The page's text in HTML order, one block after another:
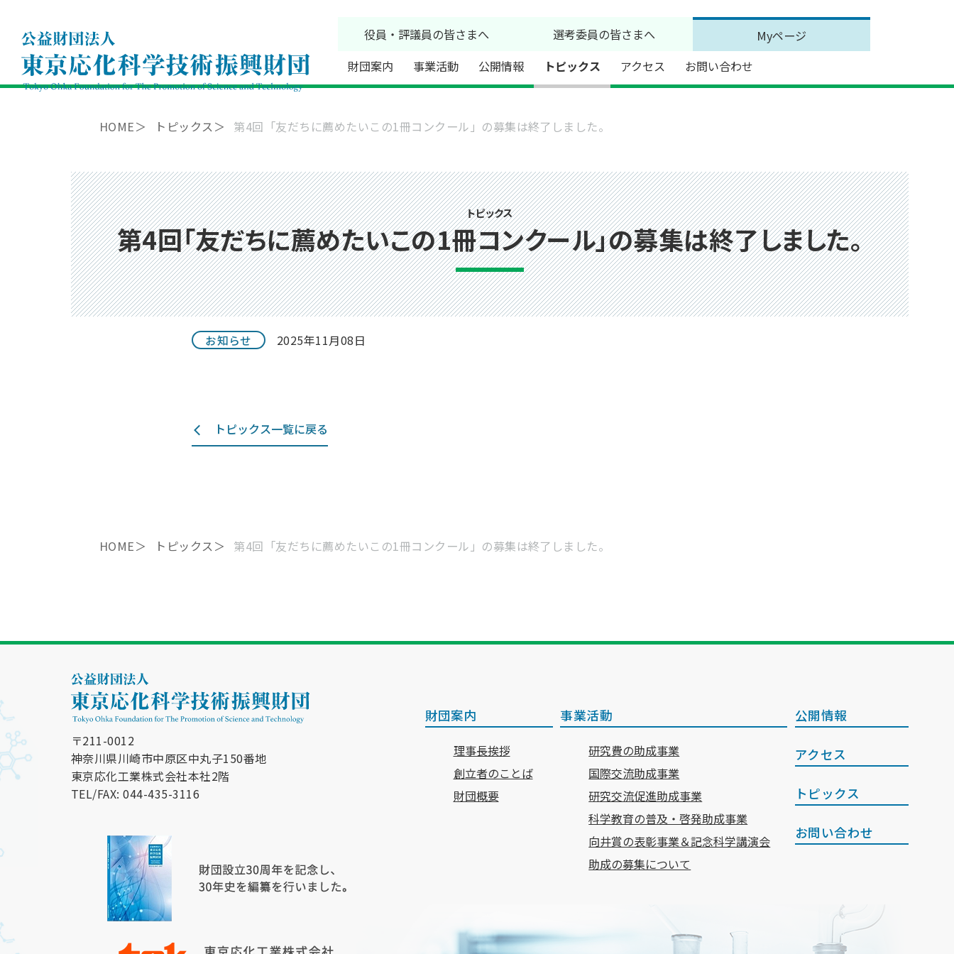
財団案内 事業活動 公開情報 トピックス アクセス お問い合わせ
役員・評議員の皆さまへ 選考委員の皆さまへ Myページ
HOME トピックス 第4回「友だちに薦めたいこの1冊コンクール」の募集は終了しました。
トピックス
第4回「友だちに薦めたいこの1冊コンクール」の募集は終了しました。
お知らせ 2025年11月08日
トピックス一覧に戻る
HOME トピックス 第4回「友だちに薦めたいこの1冊コンクール」の募集は終了しました。
〒211-0012
神奈川県川崎市中原区中丸子150番地
東京応化工業株式会社本社2階
TEL/FAX: 044-435-3116
財団案内
理事長挨拶
創立者のことば
財団概要
事業活動
研究費の助成事業
国際交流助成事業
研究交流促進助成事業
科学教育の普及・啓発助成事業
向井賞の表彰事業＆記念科学講演会
助成の募集について
公開情報
アクセス
トピックス
お問い合わせ